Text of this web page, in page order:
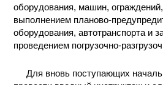
оборудования, машин,
выполнением планово-
оборудования, автотранспорта и
проведением погрузочно-
Для вновь поступающих